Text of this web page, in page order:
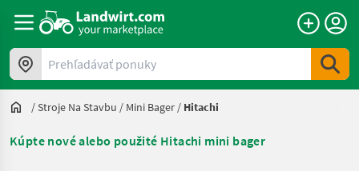
Prehľadávať ponuky
/Stroje Na Stavbu / Mini Bager / Hitachi
Kúpte nové alebo použité Hitachi mini bager